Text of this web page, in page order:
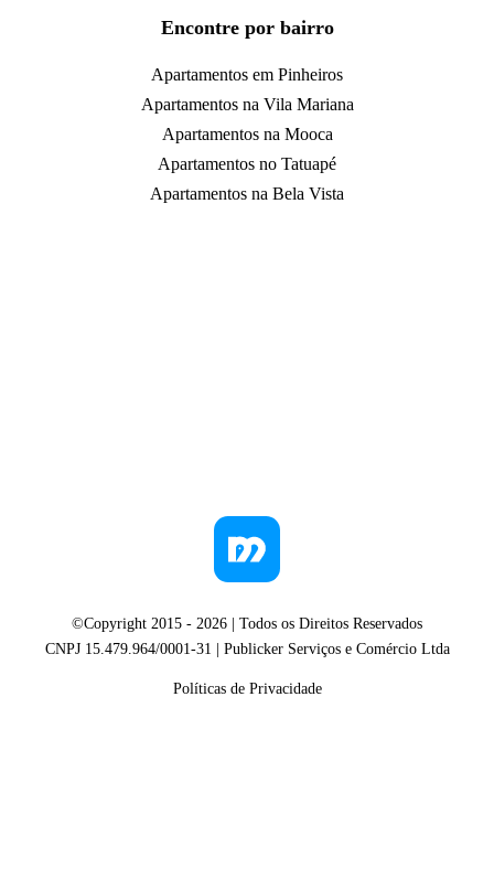
Encontre por bairro
Apartamentos em Pinheiros
Apartamentos na Vila Mariana
Apartamentos na Mooca
Apartamentos no Tatuapé
Apartamentos na Bela Vista
©Copyright 2015 - 2026 | Todos os Direitos Reservados
CNPJ 15.479.964/0001-31 | Publicker Serviços e Comércio Ltda
Políticas de Privacidade